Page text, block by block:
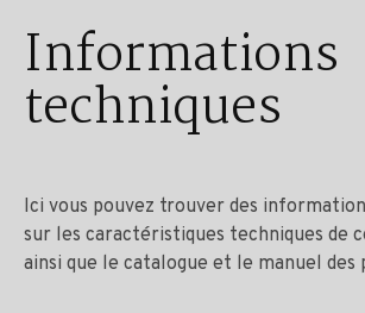
Informations
techniques
Ici vous pouvez trouver des
sur les caractéristiques techniques de
ainsi que le catalogue et le manuel des